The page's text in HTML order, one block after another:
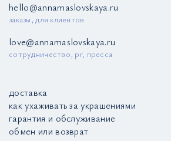
hello@annamaslovskaya.ru
заказы, для клиентов
love@annamaslovskaya.ru
сотрудничество, pr, пресса
доставка
как ухаживать за украшениями
гарантия и обслуживание
обмен или возврат